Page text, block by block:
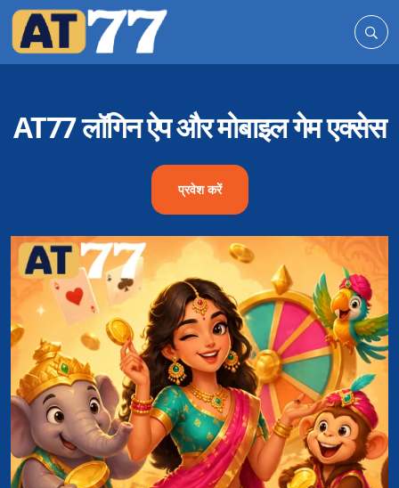
AT77 लॉगिन ऐप और मोबाइल गेम एक्सेस
प्रवेश करें